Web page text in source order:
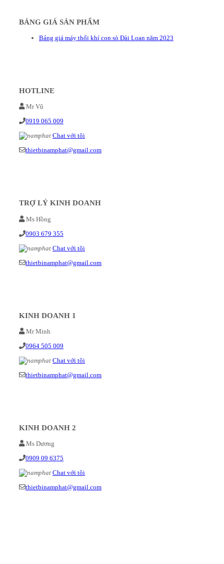
BẢNG GIÁ SẢN PHẨM
Bảng giá máy thổi khí con sò Đài Loan năm 2023
HOTLINE
Mr Vũ
0919 065 009
Chat với tôi
thietbinamphat@gmail.com
TRỢ LÝ KINH DOANH
Ms Hồng
0903 679 355
Chat với tôi
thietbinamphat@gmail.com
KINH DOANH 1
Mr Minh
0964 505 009
Chat với tôi
thietbinamphat@gmail.com
KINH DOANH 2
Ms Dương
0909 09 6375
Chat với tôi
thietbinamphat@gmail.com